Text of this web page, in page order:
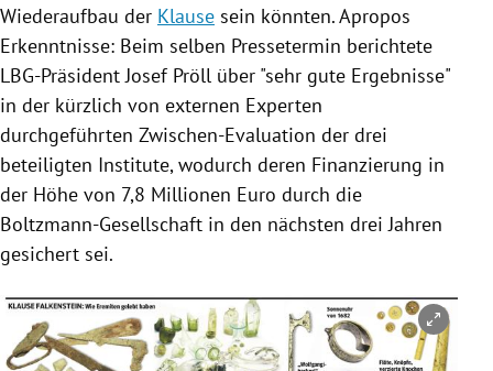
Wiederaufbau der Klause sein könnten. Apropos
Erkenntnisse: Beim selben Pressetermin berichtete
LBG-PräsidentJosef Pröll über "sehr gute Ergebnisse"
in der kürzlich von externen Experten
durchgeführten Zwischen-Evaluation der drei
beteiligten Institute, wodurch deren Finanzierung in
der Höhe von 7,8 Millionen Euro durch die
Boltzmann-Gesellschaft in den nächsten drei Jahren
gesichert sei.